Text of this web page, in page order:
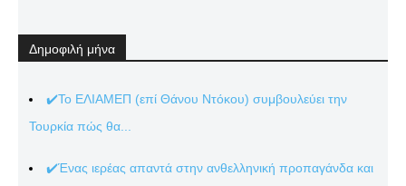
Δημοφιλή μήνα
✔️Το ΕΛΙΑΜΕΠ (επί Θάνου Ντόκου) συμβουλεύει την
Τουρκία πώς θα...
✔️Ένας ιερέας απαντά στην ανθελληνική προπαγάνδα και